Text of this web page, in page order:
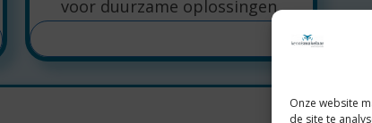
Onze website
de site te
voor duurzame oplossingen.